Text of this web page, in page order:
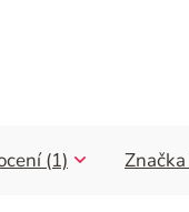
(1) Značka